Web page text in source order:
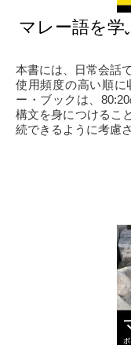
マレー語を学
本書には、日常会話
使用頻度の高い順に
ー・ブックは、
構文を身につけるこ
続できるように考慮